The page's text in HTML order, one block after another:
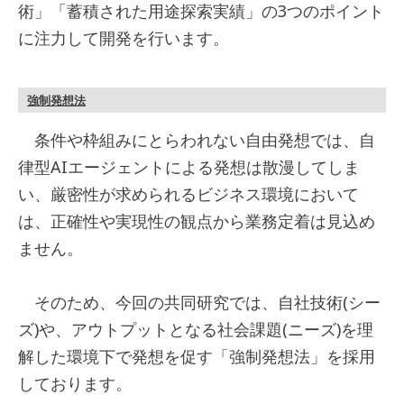
術」「蓄積された用途探索実績」の3つのポイント
に注力して開発を行います。
強制発想法
条件や枠組みにとらわれない自由発想では、自
律型AIエージェントによる発想は散漫してしま
い、厳密性が求められるビジネス環境において
は、正確性や実現性の観点から業務定着は見込め
ません。
そのため、今回の共同研究では、自社技術(シー
ズ)や、アウトプットとなる社会課題(ニーズ)を理
解した環境下で発想を促す「強制発想法」を採用
しております。